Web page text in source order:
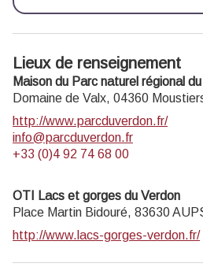
Lieux de renseignement
Maison du Parc naturel régional
Domaine de Valx, 04360
http://www.parcduverdon.fr/
info@parcduverdon.fr
+33 (0)4 92 74 68 00
OTI Lacs et gorges du Verdon
Place Martin Bidouré, 83630
http://www.lacs-gorges-verdon.fr/